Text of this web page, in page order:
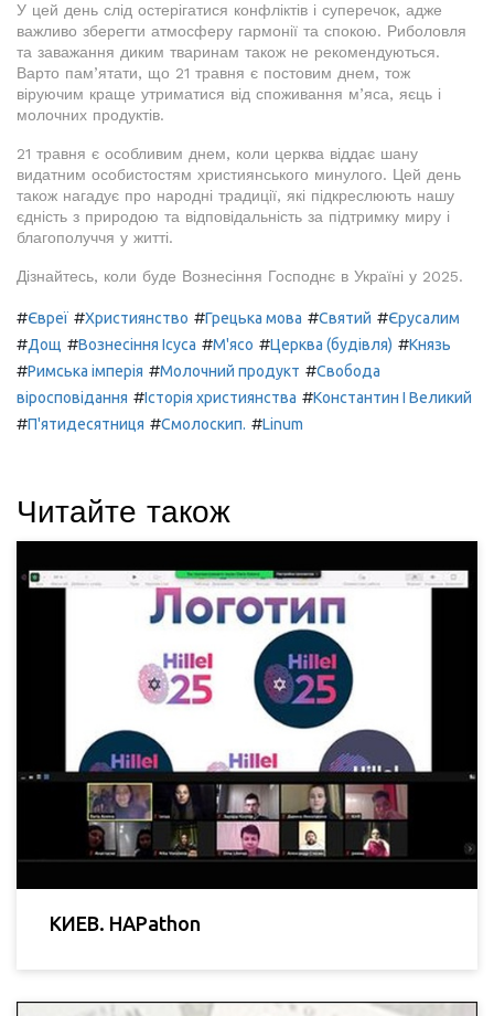
У цей день слід остерігатися конфліктів і суперечок, адже
важливо зберегти атмосферу гармонії та спокою. Риболовля
та заважання диким тваринам також не рекомендуються.
Варто пам’ятати, що 21 травня є постовим днем, тож
віруючим краще утриматися від споживання м’яса, яєць і
молочних продуктів.
21 травня є особливим днем, коли церква віддає шану
видатним особистостям християнського минулого. Цей день
також нагадує про народні традиції, які підкреслюють нашу
єдність з природою та відповідальність за підтримку миру і
благополуччя у житті.
Дізнайтесь, коли буде Вознесіння Господнє в Україні у 2025.
#Євреї #Християнство #Грецька мова #Святий #Єрусалим
#Дощ #Вознесіння Ісуса #М'ясо #Церква (будівля) #Князь
#Римська імперія #Молочний продукт #Свобода
віросповідання #Історія християнства #Константин І Великий
#П'ятидесятниця #Смолоскип. #Linum
Читайте також
КИЕВ. HAPathon